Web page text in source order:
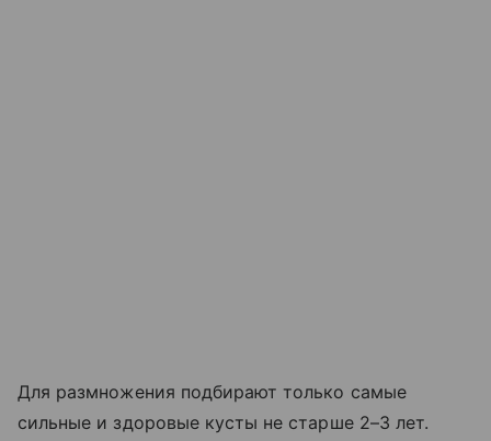
Для размножения подбирают только самые
сильные и здоровые кусты не старше 2–3 лет.